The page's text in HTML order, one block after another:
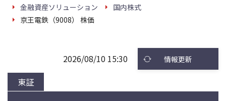
金融資産ソリューション
国内株式
京王電鉄（9008） 株価
東証
2026/08/10 15:30 情報更新